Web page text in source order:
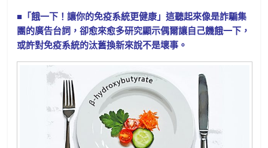
■「餓一下！讓你的免疫系統更健康」這聽起來像是詐騙集
團的廣告台詞，卻愈來愈多研究顯示偶爾讓自己饑餓一下，
或許對免疫系統的汰舊換新來說不是壞事。